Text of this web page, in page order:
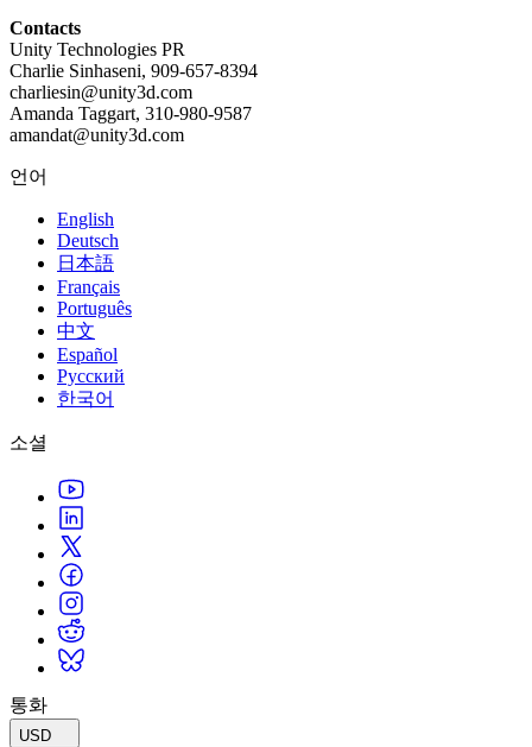
Contacts
Unity Technologies PR
Charlie Sinhaseni, 909-657-8394
charliesin@unity3d.com
Amanda Taggart, 310-980-9587
amandat@unity3d.com
언어
English
Deutsch
日本語
Français
Português
中文
Español
Русский
한국어
소셜
통화
USD